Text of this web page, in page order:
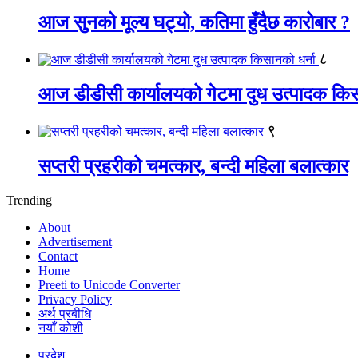
आज सुनको मूल्य घट्यो, कतिमा हुँदैछ कारोबार ?
८
आज डीडीसी कार्यालयको गेटमा दुध उत्पादक
९
सप्तरी प्रहरीको चमत्कार, बन्दी महिला बलात्कार
Trending
About
Advertisement
Contact
Home
Preeti to Unicode Converter
Privacy Policy
अर्थ प्रबीधि
नयाँ कोशी
प्रदेश